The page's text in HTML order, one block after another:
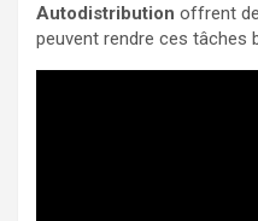
Autodistribution offrent
peuvent rendre ces tâches